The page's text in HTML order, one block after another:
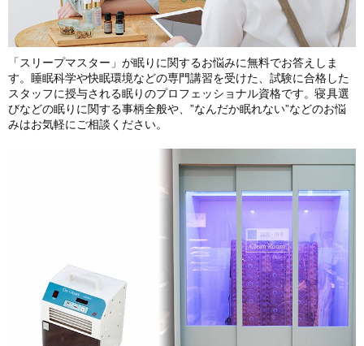
「スリープマスター」が眠りに関するお悩みに無料でお答えしま
す。睡眠科学や快眠環境などの専門講習を受けた、試験に合格した
スタッフに授与される眠りのプロフェッショナル資格です。寝具選
びなどの眠りに関する事柄全般や、”なんだか眠れない”などのお悩
みはお気軽にご相談ください。